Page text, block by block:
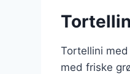
Tortellini
med friske